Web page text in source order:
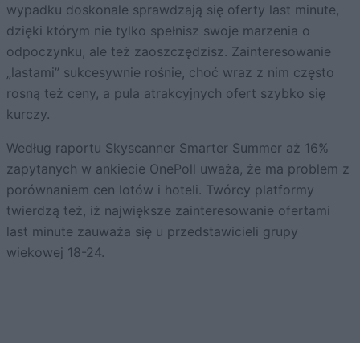
wypadku doskonale sprawdzają się oferty last minute,
dzięki którym nie tylko spełnisz swoje marzenia o
odpoczynku, ale też zaoszczędzisz. Zainteresowanie
„lastami” sukcesywnie rośnie, choć wraz z nim często
rosną też ceny, a pula atrakcyjnych ofert szybko się
kurczy.
Według raportu Skyscanner Smarter Summer aż 16%
zapytanych w ankiecie OnePoll uważa, że ma problem z
porównaniem cen lotów i hoteli. Twórcy platformy
twierdzą też, iż największe zainteresowanie ofertami
last minute zauważa się u przedstawicieli grupy
wiekowej 18-24.